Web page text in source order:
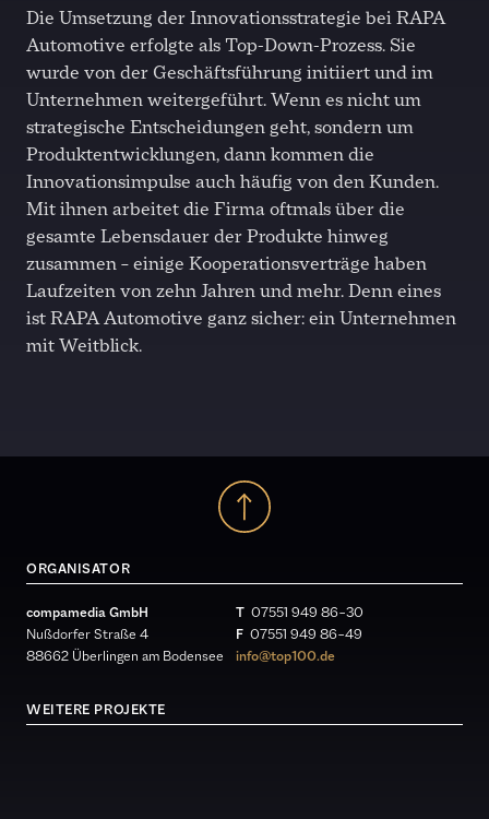
Die Umsetzung der Innovationsstrategie bei RAPA
Automotive erfolgte als Top-Down-Prozess. Sie
wurde von der Geschäftsführung initiiert und im
Unternehmen weitergeführt. Wenn es nicht um
strategische Entscheidungen geht, sondern um
Produktentwicklungen, dann kommen die
Innovationsimpulse auch häufig von den Kunden.
Mit ihnen arbeitet die Firma oftmals über die
gesamte Lebensdauer der Produkte hinweg
zusammen – einige Kooperationsverträge haben
Laufzeiten von zehn Jahren und mehr. Denn eines
ist RAPA Automotive ganz sicher: ein Unternehmen
mit Weitblick.
ORGANISATOR
compamedia GmbH
Nußdorfer Straße 4
88662 Überlingen am Bodensee
T 07551 949 86 – 30
F 07551 949 86 – 49
info@top100.de
WEITERE PROJEKTE